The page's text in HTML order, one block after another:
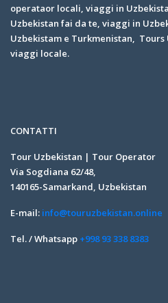
operataor locali, viaggi in
Uzbekistan fai da te, viaggi in
Uzbekistam e Turkmenistan,
viaggi locale.
CONTATTI
Tour Uzbekistan | Tour Operator
Via Sogdiana 62/48,
140165-Samarkand, Uzbekistan
E-mail: info@touruzbekistan.online
Tel. / Whatsapp +998 93 338 8383